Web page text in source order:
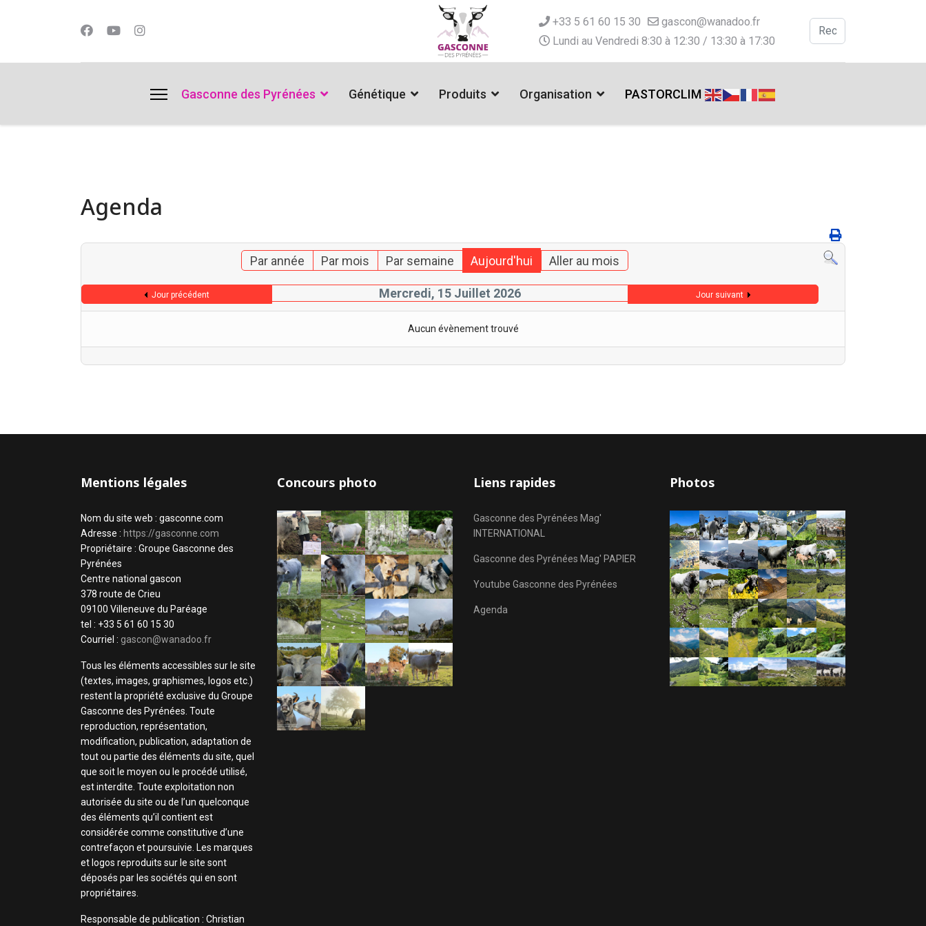
+33 5 61 60 15 30
gascon@wanadoo.fr
Lundi au Vendredi 8:30 à 12:30 / 13:30 à 17:30
Valider
Gasconne des Pyrénées Génétique Produits Organisation PASTORCLIM
Agenda
Par année Par mois Par semaine Aujourd'hui Aller au mois
Jour précédent Mercredi, 15 Juillet 2026 Jour suivant
Aucun évènement trouvé
Mentions légales
Nom du site web : gasconne.com
Adresse : https://gasconne.com
Propriétaire : Groupe Gasconne des
Pyrénées
Centre national gascon
378 route de Crieu
09100 Villeneuve du Paréage
tel : +33 5 61 60 15 30
Courriel : gascon@wanadoo.fr
Tous les éléments accessibles sur le site
(textes, images, graphismes, logos etc.)
restent la propriété exclusive du Groupe
Gasconne des Pyrénées. Toute
reproduction, représentation,
modification, publication, adaptation de
tout ou partie des éléments du site, quel
que soit le moyen ou le procédé utilisé,
est interdite. Toute exploitation non
autorisée du site ou de l’un quelconque
des éléments qu’il contient est
considérée comme constitutive d’une
contrefaçon et poursuivie. Les marques
et logos reproduits sur le site sont
déposés par les sociétés qui en sont
propriétaires.
Responsable de publication : Christian
Concours photo Liens rapides
Gasconne des Pyrénées Mag'
INTERNATIONAL
Gasconne des Pyrénées Mag' PAPIER
Youtube Gasconne des Pyrénées
Agenda
Photos